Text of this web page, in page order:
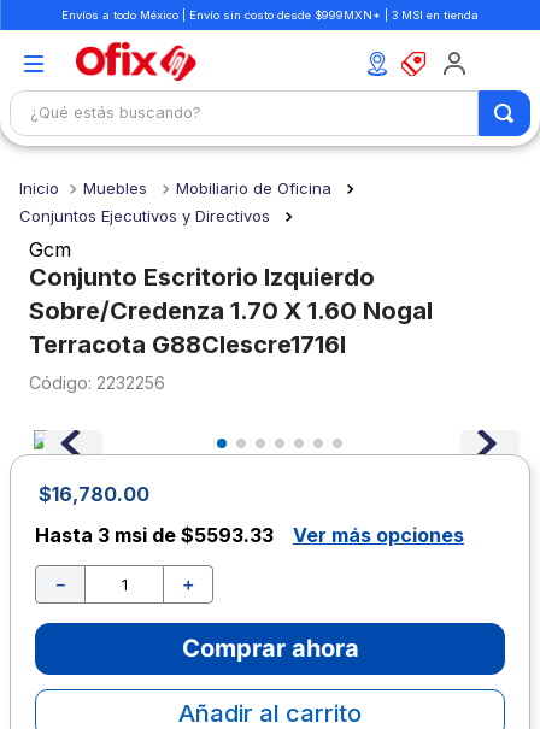
Envíos a todo México | Envío sin costo desde $999MXN* | 3 MSI en tienda
¿Qué estás buscando?
Muebles
Mobiliario de Oficina
Conjuntos Ejecutivos y Directivos
Gcm
Conjunto Escritorio Izquierdo
Sobre/Credenza 1.70 X 1.60 Nogal
Terracota G88Clescre1716I
: 2232256
$16,780.00
Hasta 3 msi de $5593.33 Ver más opciones
＋
－
Comprar ahora
Añadir al carrito
1.
mochilas
2
3.
cuaderno
4.
cuadernos
7.
escritorio
8.
sacapuntas
9.
lapiz